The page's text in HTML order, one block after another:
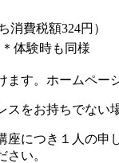
消費税額324円）
体験時も同様
す。ホームペー
をお持ちでない
につき１人の申
い。